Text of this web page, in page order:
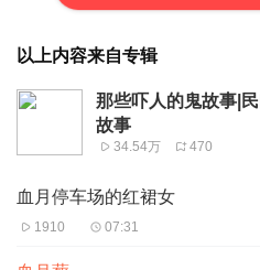
以上内容来自专辑
那些吓人的鬼故事|
故事
34.54万 470
血月停车场的红裙女
1910 07:31